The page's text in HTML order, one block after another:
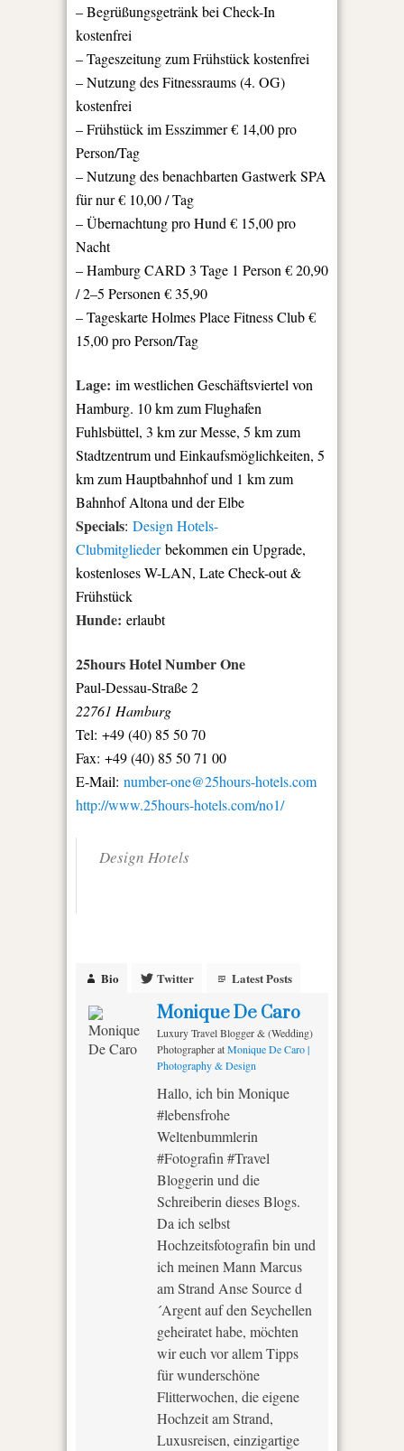
– Begrüßungsgetränk bei Check-In
kostenfrei
– Tageszeitung zum Frühstück kostenfrei
– Nutzung des Fitnessraums (4. OG)
kostenfrei
– Frühstück im Esszimmer € 14,00 pro
Person/Tag
– Nutzung des benachbarten Gastwerk SPA
für nur € 10,00 / Tag
– Übernachtung pro Hund € 15,00 pro
Nacht
– Hamburg CARD 3 Tage 1 Person € 20,90
/ 2–5 Personen € 35,90
– Tageskarte Holmes Place Fitness Club €
15,00 pro Person/Tag
Lage: im westlichen Geschäftsviertel von
Hamburg. 10 km zum Flughafen
Fuhlsbüttel, 3 km zur Messe, 5 km zum
Stadtzentrum und Einkaufsmöglichkeiten, 5
km zum Hauptbahnhof und 1 km zum
Bahnhof Altona und der Elbe
Specials: Design Hotels-
Clubmitgliederbekommen ein Upgrade,
kostenloses W-LAN, Late Check-out &
Frühstück
Hunde: erlaubt
25hours Hotel Number One
Paul-Dessau-Straße 2
22761 Hamburg
Tel: +49 (40) 85 50 70
Fax: +49 (40) 85 50 71 00
E-Mail: number-one@25hours-hotels.com
http://www.25hours-hotels.com/no1/
Design Hotels
Bio Twitter Latest Posts
Monique De Caro
Luxury Travel Blogger & (Wedding)
PhotographeratMonique De Caro |
Photography & Design
Hallo, ich bin Monique
#lebensfrohe
Weltenbummlerin
#Fotografin #Travel
Bloggerin und die
Schreiberin dieses Blogs.
Da ich selbst
Hochzeitsfotografin bin und
ich meinen Mann Marcus
am Strand Anse Source d
´Argent auf den Seychellen
geheiratet habe, möchten
wir euch vor allem Tipps
für wunderschöne
Flitterwochen, die eigene
Hochzeit am Strand,
Luxusreisen, einzigartige